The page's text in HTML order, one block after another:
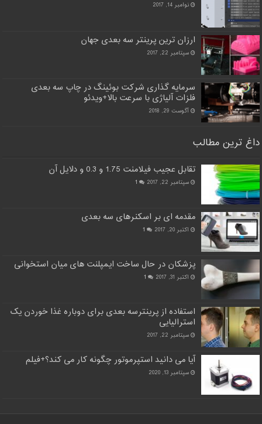
نوامبر 14, 2017
ارزان ترین پرینتر سه بعدی جهان
سپتامبر 22, 2017
سرمایه گذاری شرکت بوئینگ در چاپ سه بعدی
فلزات آلیاژی با سرعت بالا+ویدئو
آگوست 29, 2018
داغ ترین مطالب
تقابل عجیب فیلامنت 1.75 و 0.3 و دلایل آن
سپتامبر 22, 2017 1
مقدمه ای بر اسکنرهای سه بعدی
اکتبر 20, 2017 1
پزشکان در حال ساخت ایمپلنت های میان استخوانی
اکتبر 31, 2017 1
استفاده از پرینترسه بعدی برای دوباره غذا خوردن یک
استرالیایی
سپتامبر 22, 2017
آیا می دانید استپرموتور چگونه کار می کند؟+فیلم
سپتامبر 13, 2020